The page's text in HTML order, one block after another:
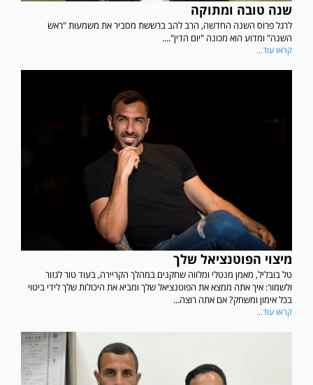
שנה טובה ומתוקה
לרגל פרוס השנה החדשה, הרב להב ברששת מסביר את משמעות "ראש
השנה" ומדוע הוא מכונה "יום הדין"....
קראו עוד...
מיצוי הפוטנציאל שלך
טל בובליל, מאמן מנטלי ומלווה שחקנים במהלך הקריירה, בעוד טור לגזור
ולשמור: איך אתה ממצא את הפוטנציאל שלך ומביא את היכולות שלך לידי ביטוי
בכל אימון ומשחק? אם אתה רוצה...
קראו עוד...